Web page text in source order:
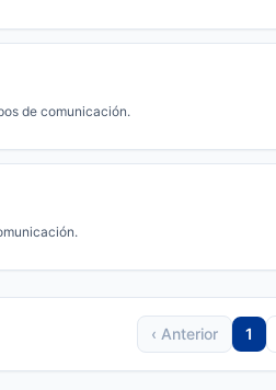
de comunicación.
‹ Anterior 1